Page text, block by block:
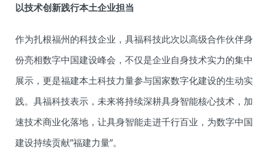
以技术创新践行本土企业担当
作为扎根福州的科技企业，具福科技此次以高级合作伙伴身
份亮相数字中国建设峰会，不仅是企业自身技术实力的集中
展示，更是福建本土科技力量参与国家数字化建设的生动实
践。具福科技表示，未来将持续深耕具身智能核心技术，加
速技术商业化落地，让具身智能走进千行百业，为数字中国
建设持续贡献”福建力量”。